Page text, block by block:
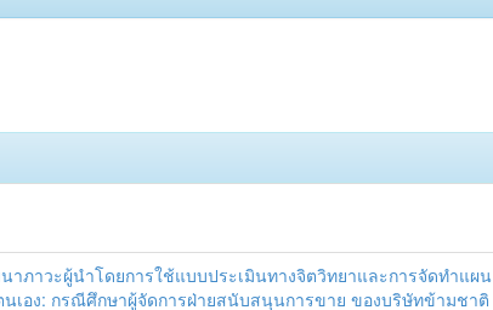
าภาวะผู้นำโดยการใช้แบบประเมินทางจิตวิทยาและการจัดทำแผน
เอง: กรณีศึกษาผู้จัดการฝ่ายสนับสนุนการขาย ของบริษัทข้ามชาติ